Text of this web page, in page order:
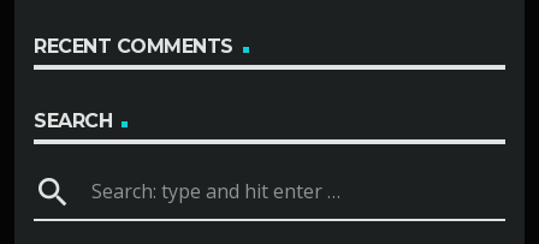
RECENT COMMENTS
SEARCH
search